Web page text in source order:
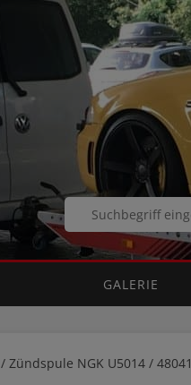
GALERIE
/ Zündspule NGK U5014 / 48041